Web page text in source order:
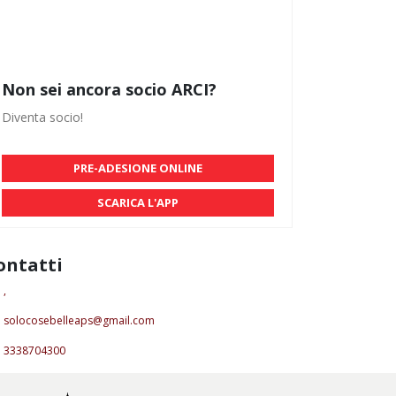
Non sei ancora socio ARCI?
Diventa socio!
PRE-ADESIONE ONLINE
SCARICA L'APP
,
solocosebelleaps@gmail.com
3338704300